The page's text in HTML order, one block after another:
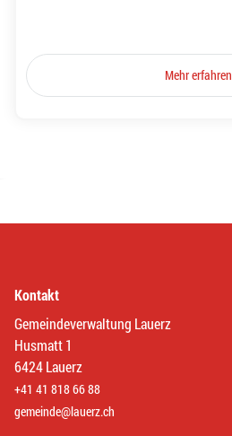
Mehr erfahren
Kontakt
Gemeindeverwaltung Lauerz
Husmatt 1
6424 Lauerz
+41 41 818 66 88
gemeinde@lauerz.ch